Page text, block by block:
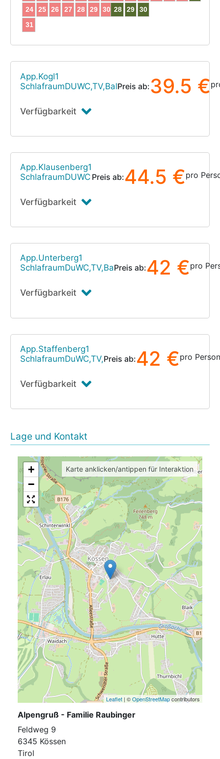
24 25 26 27 28 29
30
31
28 29 30
App.Kogl1
SchlafraumDUWC,TV,BalPreis ab:39.5 €
Verfügbarkeit
App.Klausenberg1
SchlafraumDUWC Preis ab:44.5 €pro
Verfügbarkeit
App.Unterberg1
SchlafraumDuWC,TV,BaPreis ab:42 €pro
Verfügbarkeit
App.Staffenberg1
SchlafraumDuWC,TV,Preis ab:42 €pro Person
Verfügbarkeit
Lage und Kontakt
+
−
Leaflet | ©OpenStreetMapcontributors
Karte anklicken/antippen für Interaktion
Alpengruß - Familie Raubinger
Feldweg 9
6345 Kössen
Tirol